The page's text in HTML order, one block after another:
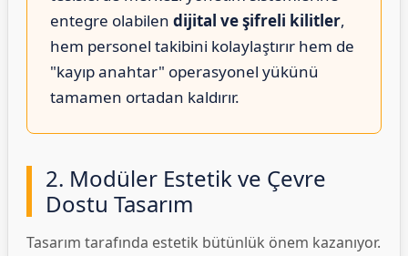
entegre olabilen dijital ve şifreli kilitler,
hem personel takibini kolaylaştırır hem de
"kayıp anahtar" operasyonel yükünü
tamamen ortadan kaldırır.
2. Modüler Estetik ve Çevre
Dostu Tasarım
Tasarım tarafında estetik bütünlük önem kazanıyor.